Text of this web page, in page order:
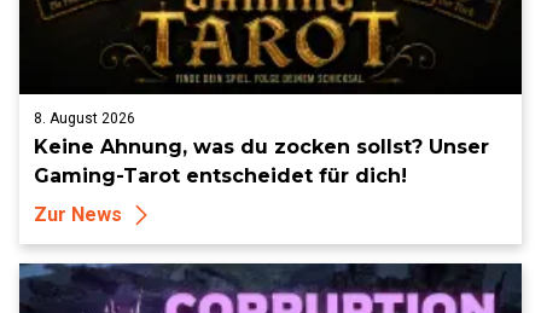
8. August 2026
Keine Ahnung, was du zocken sollst? Unser
Gaming-Tarot entscheidet für dich!
Zur News